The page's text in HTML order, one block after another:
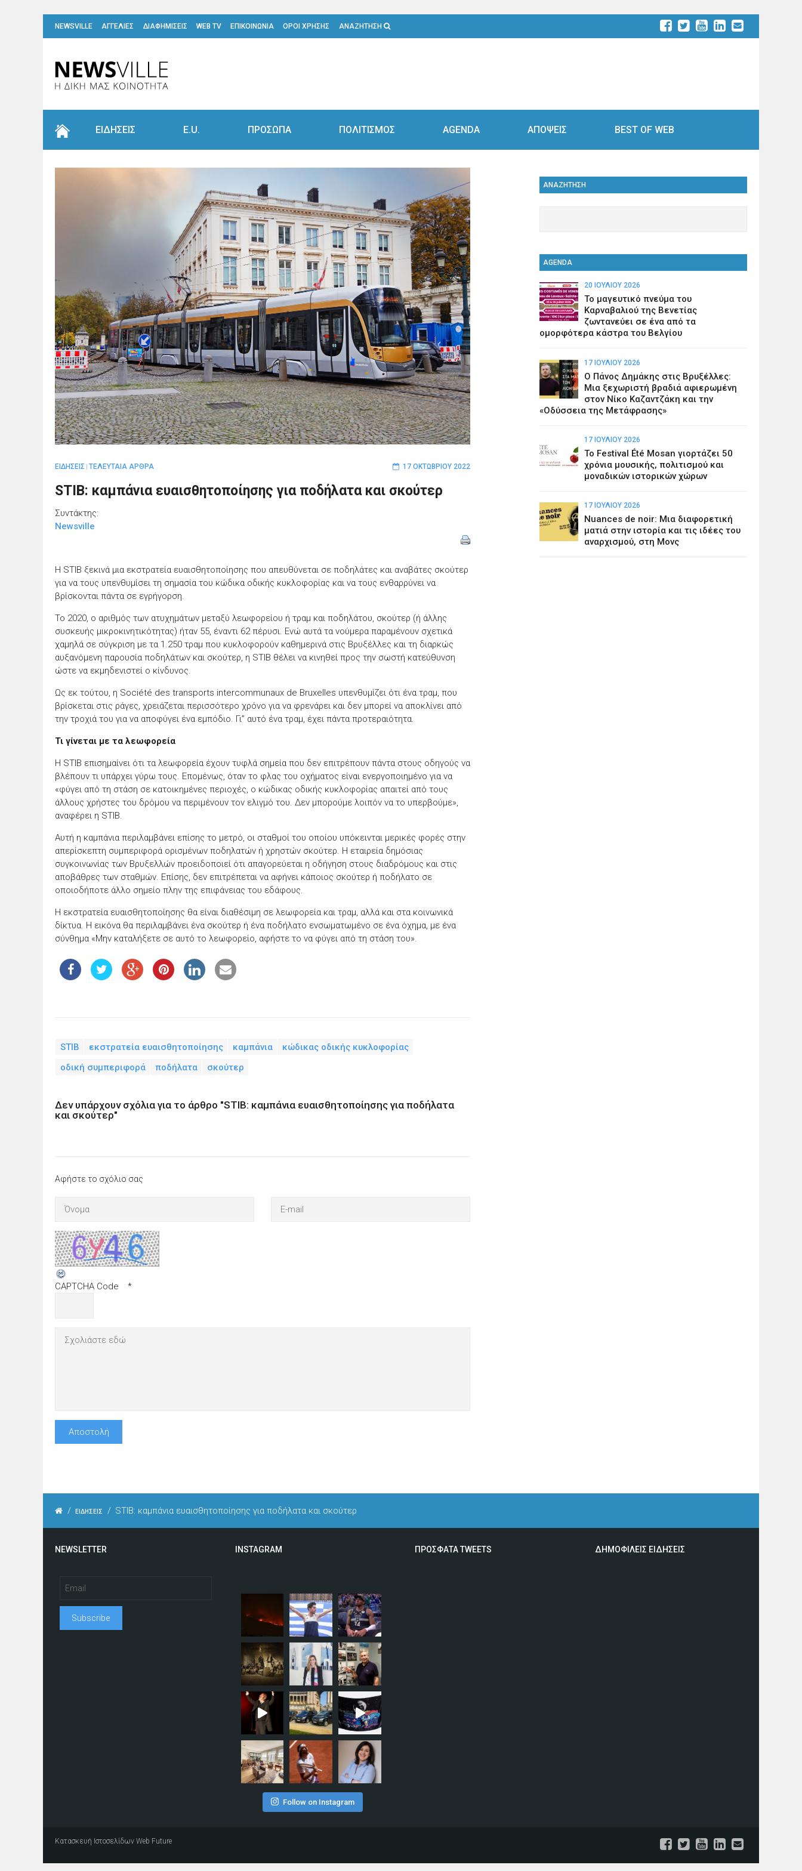
NEWSVILLE ΑΓΓΕΛΙΕΣ ΔΙΑΦΗΜΙΣΕΙΣ WEB TV ΕΠΙΚΟΙΝΩΝΙΑ ΟΡΟΙ ΧΡΗΣΗΣ ΑΝΑΖΗΤΗΣΗ
ΕΙΔΗΣΕΙΣ E.U. ΠΡΟΣΩΠΑ ΠΟΛΙΤΙΣΜΟΣ AGENDA ΑΠΟΨΕΙΣ BEST OF WEB
17 ΟΚΤΩΒΡΊΟΥ 2022
ΕΙΔΗΣΕΙΣ ΤΕΛΕΥΤΑΙΑ ΑΡΘΡΑ
STIB: καμπάνια ευαισθητοποίησης για ποδήλατα και σκούτερ
Συντάκτης:
Newsville
Η STIB ξεκινά μια εκστρατεία ευαισθητοποίησης που απευθύνεται σε ποδηλάτες και αναβάτες σκούτερ
για να τους υπενθυμίσει τη σημασία του κώδικα οδικής κυκλοφορίας και να τους ενθαρρύνει να
βρίσκονται πάντα σε εγρήγορση.
Το 2020, ο αριθμός των ατυχημάτων μεταξύ λεωφορείου ή τραμ και ποδηλάτου, σκούτερ (ή άλλης
συσκευής μικροκινητικότητας) ήταν 55, έναντι 62 πέρυσι. Ενώ αυτά τα νούμερα παραμένουν σχετικά
χαμηλά σε σύγκριση με τα 1.250 τραμ που κυκλοφορούν καθημερινά στις Βρυξέλλες και τη διαρκώς
αυξανόμενη παρουσία ποδηλάτων και σκούτερ, η STIB θέλει να κινηθεί προς την σωστή κατεύθυνση
ώστε να εκμηδενιστεί ο κίνδυνος.
Ως εκ τούτου, η Société des transports intercommunaux de Bruxelles υπενθυμίζει ότι ένα τραμ, που
βρίσκεται στις ράγες, χρειάζεται περισσότερο χρόνο για να φρενάρει και δεν μπορεί να αποκλίνει από
την τροχιά του για να αποφύγει ένα εμπόδιο. Γι” αυτό ένα τραμ, έχει πάντα προτεραιότητα.
Τι γίνεται με τα λεωφορεία
H STIB επισημαίνει ότι τα λεωφορεία έχουν τυφλά σημεία που δεν επιτρέπουν πάντα στους οδηγούς να
βλέπουν τι υπάρχει γύρω τους. Επομένως, όταν το φλας του οχήματος είναι ενεργοποιημένο για να
«φύγει από τη στάση σε κατοικημένες περιοχές, ο κώδικας οδικής κυκλοφορίας απαιτεί από τους
άλλους χρήστες του δρόμου να περιμένουν τον ελιγμό του. Δεν μπορούμε λοιπόν να το υπερβούμε»,
αναφέρει η STIB.
Αυτή η καμπάνια περιλαμβάνει επίσης το μετρό, οι σταθμοί του οποίου υπόκεινται μερικές φορές στην
απερίσκεπτη συμπεριφορά ορισμένων ποδηλατών ή χρηστών σκούτερ. Η εταιρεία δημόσιας
συγκοινωνίας των Βρυξελλών προειδοποιεί ότι απαγορεύεται η οδήγηση στους διαδρόμους και στις
αποβάθρες των σταθμών. Επίσης, δεν επιτρέπεται να αφήνει κάποιος σκούτερ ή ποδήλατο σε
οποιοδήποτε άλλο σημείο πλην της επιφάνειας του εδάφους.
Η εκστρατεία ευαισθητοποίησης θα είναι διαθέσιμη σε λεωφορεία και τραμ, αλλά και στα κοινωνικά
δίκτυα. Η εικόνα θα περιλαμβάνει ένα σκούτερ ή ένα ποδήλατο ενσωματωμένο σε ένα όχημα, με ένα
σύνθημα «Μην καταλήξετε σε αυτό το λεωφορείο, αφήστε το να φύγει από τη στάση του».
STIB εκστρατεία ευαισθητοποίησης καμπάνια
κώδικας οδικής κυκλοφορίας
οδική συμπεριφορά
ποδήλατα σκούτερ
Δεν υπάρχουν σχόλια για το άρθρο "STIB: καμπάνια ευαισθητοποίησης για ποδήλατα
και σκούτερ"
Αφήστε το σχόλιο σας
CAPTCHA Code *
ΑΝΑΖΗΤΗΣΗ
AGENDA
20 ΙΟΥΛΊΟΥ 2026
Το μαγευτικό πνεύμα του
Καρναβαλιού της Βενετίας
ζωντανεύει σε ένα από τα
ομορφότερα κάστρα του Βελγίου
17 ΙΟΥΛΊΟΥ 2026
Ο Πάνος Δημάκης στις Βρυξέλλες:
Μια ξεχωριστή βραδιά αφιερωμένη
στον Νίκο Καζαντζάκη και την
«Οδύσσεια της Μετάφρασης»
17 ΙΟΥΛΊΟΥ 2026
Το Festival Été Mosan γιορτάζει 50
χρόνια μουσικής, πολιτισμού και
μοναδικών ιστορικών χώρων
17 ΙΟΥΛΊΟΥ 2026
Nuances de noir: Μια διαφορετική
ματιά στην ιστορία και τις ιδέες του
αναρχισμού, στη Μονς
/ ΕΙΔΗΣΕΙΣ / STIB: καμπάνια ευαισθητοποίησης για ποδήλατα και σκούτερ
NEWSLETTER INSTAGRAM
Follow on Instagram
ΠΡΟΣΦΑΤΑ TWEETS ΔΗΜΟΦΙΛΕΙΣ ΕΙΔΗΣΕΙΣ
Κατασκευή Ιστοσελίδων Web Future